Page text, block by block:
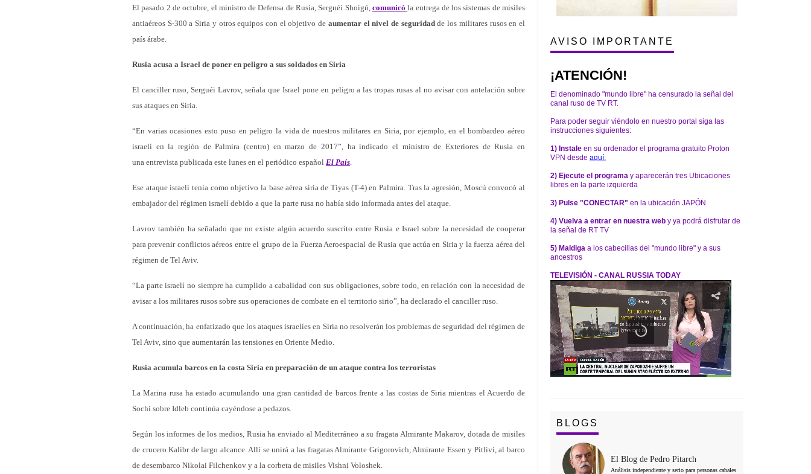
El pasado 2 de octubre, el ministro de Defensa de Rusia, Serguéi Shoigú, comunicó la entrega de los sistemas de misiles
antiaéreos S-300 a Siria y otros equipos con el objetivo de aumentar el nivel de seguridadde los militares rusos en el
país árabe.
Rusia acusa a Israel de poner en peligro a sus soldados en Siria
El canciller ruso, Serguéi Lavrov, señala que Israel pone en peligro a las tropas rusas al no avisar con antelación sobre
sus ataques en Siria.
“En varias ocasiones esto puso en peligro la vida de nuestros militares en Siria, por ejemplo, en el bombardeo aéreo
israelí en la región de Palmira (centro) en marzo de 2017”, ha indicado el ministro de Exteriores de Rusia en
una entrevista publicada este lunes en el periódico español El País.
Ese ataque israelí tenía como objetivo la base aérea siria de Tiyas (T-4) en Palmira. Tras la agresión, Moscú convocó al
embajador del régimen israelí debido a que la parte rusa no había sido informada antes del ataque.
Lavrov también ha señalado que no existe algún acuerdo suscrito entre Rusia e Israel sobre la necesidad de cooperar
para prevenir conflictos aéreos entre el grupo de la Fuerza Aeroespacial de Rusia que actúa en Siria y la fuerza aérea del
régimen de Tel Aviv.
“La parte israelí no siempre ha cumplido a cabalidad con sus obligaciones, sobre todo, en relación con la necesidad de
avisar a los militares rusos sobre sus operaciones de combate en el territorio sirio”, ha declarado el canciller ruso.
A continuación, ha enfatizado que los ataques israelíes en Siria no resolverán los problemas de seguridad del régimen de
Tel Aviv, sino que aumentarán las tensiones en Oriente Medio.
Rusia acumula barcos en la costa Siria en preparación de un ataque contra los terroristas
La Marina rusa ha estado acumulando una gran cantidad de barcos frente a las costas de Siria mientras el Acuerdo de
Sochi sobre Idleb continúa cayéndose a pedazos.
Según los informes de los medios, Rusia ha enviado al Mediterráneo a su fragata Almirante Makarov, dotada de misiles
de crucero Kalibr de largo alcance. Allí se unirá a las fragatas Almirante Grigorovich, Almirante Essen y Pitlivi, al barco
de desembarco Nikolai Filchenkov y a la corbeta de misiles Vishni Voloshek.
AVISO IMPORTANTE
¡ATENCIÓN!
El denominado "mundo libre" ha censurado la señal del
canal ruso de TV RT.
Para poder seguir viéndolo en nuestro portal siga las
instrucciones siguientes:
1) Instale en su ordenador el programa gratuito Proton
VPN desde aquí:
2) Ejecute el programa y aparecerán tres Ubicaciones
libres en la parte izquierda
3) Pulse "CONECTAR" en la ubicación JAPÓN
4) Vuelva a entrar en nuestra web y ya podrá disfrutar de
la señal de RT TV
5) Maldiga a los cabecillas del "mundo libre" y a sus
ancestros
TELEVISIÓN - CANAL RUSSIA TODAY
BLOGS
El Blog de Pedro Pitarch
Análisis independiente y serio para personas cabales